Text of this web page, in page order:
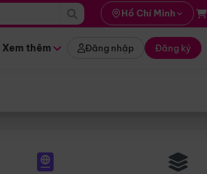
Hồ Chí Minh
Xem thêm Đăng nhập Đăng ký
Tìm